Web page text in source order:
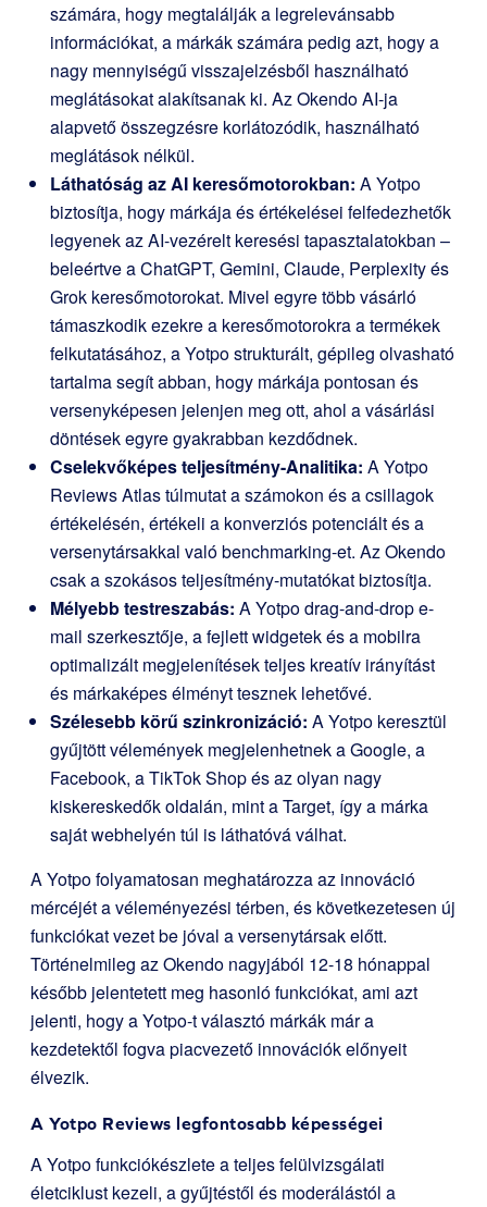
számára, hogy megtalálják a legrelevánsabb
információkat, a márkák számára pedig azt, hogy a
nagy mennyiségű visszajelzésből használható
meglátásokat alakítsanak ki. Az Okendo AI-ja
alapvető összegzésre korlátozódik, használható
meglátások nélkül.
Láthatóság az AI keresőmotorokban: A Yotpo
biztosítja, hogy márkája és értékelései felfedezhetők
legyenek az AI-vezérelt keresési tapasztalatokban –
beleértve a ChatGPT, Gemini, Claude, Perplexity és
Grok keresőmotorokat. Mivel egyre több vásárló
támaszkodik ezekre a keresőmotorokra a termékek
felkutatásához, a Yotpo strukturált, gépileg olvasható
tartalma segít abban, hogy márkája pontosan és
versenyképesen jelenjen meg ott, ahol a vásárlási
döntések egyre gyakrabban kezdődnek.
Cselekvőképes teljesítmény-Analitika: A Yotpo
Reviews Atlas túlmutat a számokon és a csillagok
értékelésén, értékeli a konverziós potenciált és a
versenytársakkal való benchmarking-et. Az Okendo
csak a szokásos teljesítmény-mutatókat biztosítja.
Mélyebb testreszabás: A Yotpo drag-and-drop e-
mail szerkesztője, a fejlett widgetek és a mobilra
optimalizált megjelenítések teljes kreatív irányítást
és márkaképes élményt tesznek lehetővé.
Szélesebb körű szinkronizáció: A Yotpo keresztül
gyűjtött vélemények megjelenhetnek a Google, a
Facebook, a TikTok Shop és az olyan nagy
kiskereskedők oldalán, mint a Target, így a márka
saját webhelyén túl is láthatóvá válhat.
A Yotpo folyamatosan meghatározza az innováció
mércéjét a véleményezési térben, és következetesen új
funkciókat vezet be jóval a versenytársak előtt.
Történelmileg az Okendo nagyjából 12-18 hónappal
később jelentetett meg hasonló funkciókat, ami azt
jelenti, hogy a Yotpo-t választó márkák már a
kezdetektől fogva piacvezető innovációk előnyeit
élvezik.
A Yotpo Reviews legfontosabb képességei
A Yotpo funkciókészlete a teljes felülvizsgálati
életciklust kezeli, a gyűjtéstől és moderálástól a